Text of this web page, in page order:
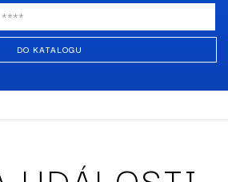
DO KATALOGU